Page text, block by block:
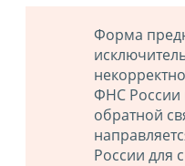
Форма
ФНС России
обратной
России для